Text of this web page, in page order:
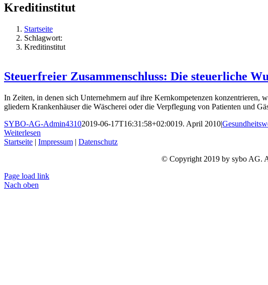
Kreditinstitut
Startseite
Schlagwort:
Kreditinstitut
Steuerfreier Zusammenschluss: Die steuerliche
In Zeiten, in denen sich Unternehmern auf ihre Kernkompetenzen konzentrieren,
gliedern Krankenhäuser die Wäscherei oder die Verpflegung von Patienten und
SYBO-AG-Admin43102019-06-17T16:31:58+02:0019. April 2010|
Weiterlesen
Startseite | Impressum | Datenschutz
© Copyright 2019 by sybo AG.
Page load link
Nach oben